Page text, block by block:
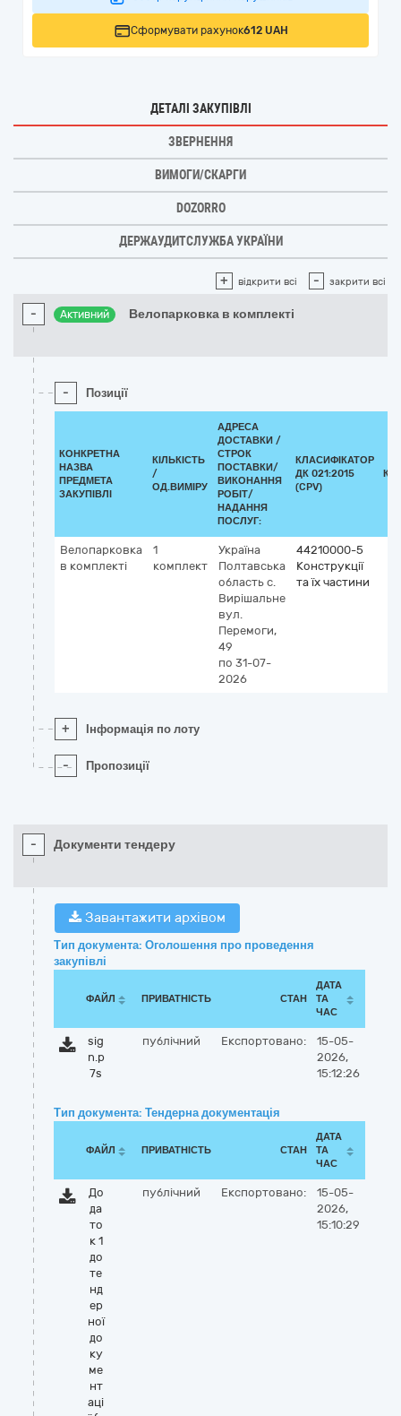
Сформувати рахунок612 UAH
ДЕТАЛІ ЗАКУПІВЛІ
ЗВЕРНЕННЯ
ВИМОГИ/СКАРГИ
DOZORRO
ДЕРЖАУДИТСЛУЖБА УКРАЇНИ
+ відкрити всі - закрити всі
- Активний Велопарковка в комплекті
- Позиції
КОНКРЕТНА
НАЗВА
ПРЕДМЕТА
ЗАКУПІВЛІ
КІЛЬКІСТЬ
/
ОД.ВИМІРУ
АДРЕСА
ДОСТАВКИ /
СТРОК
ПОСТАВКИ/
ВИКОНАННЯ
РОБІТ/
НАДАННЯ
ПОСЛУГ:
КЛАСИФІКАТОР
ДК 021:2015
(CPV)
Велопарковка
в комплекті
1
комплект
Україна
Полтавська
область с.
Вирішальне
вул.
Перемоги,
49
по 31-07-
2026
44210000-5
Конструкції
та їх частини
+ Інформація по лоту
- Пропозиції
- Документи тендеру
Завантажити архівом
Тип документа: Оголошення про проведення
закупівлі
ФАЙЛ ПРИВАТНІСТЬ СТАН
ДАТА
ТА
ЧАС
sig
n.p
7s
публічний Експортовано:
15-05-
2026,
15:12:26
Тип документа: Тендерна документація
ФАЙЛ ПРИВАТНІСТЬ СТАН
ДАТА
ТА
ЧАС
До
да
то
к 1
до
те
нд
ер
ної
до
ку
ме
нт
аці
публічний Експортовано:
15-05-
2026,
15:10:29